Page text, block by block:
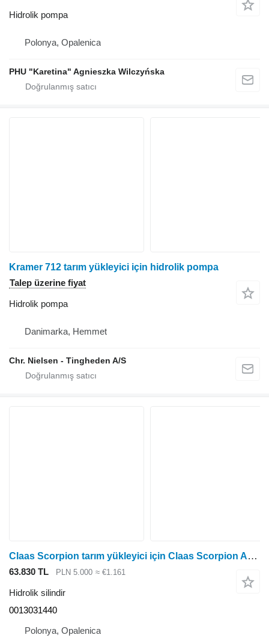
Hidrolik pompa
Polonya, Opalenica
PHU "Karetina" Agnieszka Wilczyńska
Kramer 712 tarım yükleyici için hidrolik pompa
Talep üzerine fiyat
Hidrolik pompa
Danimarka, Hemmet
Chr. Nielsen - Tingheden A/S
Claas Scorpion tarım yükleyici için Claas Scorpion Asansör Silindiri 0013031440 hidrolik silindir
63.830 TL PLN 5.000 ≈ €1.161
Hidrolik silindir
0013031440
Polonya, Opalenica